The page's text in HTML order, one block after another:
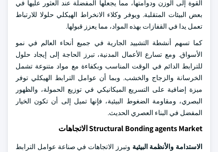
القوة إلى الوزن ودوامتها، مما يجعلها المفضلة عند العثور عليها في
بعض البيئات المتقلبة. ويوفر وكلاء الانخراط الهيكلي حلولا للارتباط
تعمل يدا في القفازات بهذه المواد، مما يعزز قبولها.
كما تسهم أنشطة التشييد الجارية في جميع أنحاء العالم في نمو
الأسواق. ومع تسارع الأعمال المدنية، تبرز الحاجة إلى إيجاد حلول
للترابط الدائم في الوقت المناسب وبكفاءة مع مواد متنوعة تشمل
الخرسانة والزجاج والخشب. وبما أن عوامل الترابط الهيكلي توفر
ميزة إضافية على التسريع الميكانيكي في توزيع الحمولة، والظهور
البصري، ومقاومة الضغوط البيئية، فإنها تميل إلى أن تكون الخيار
المفضل في البناء العصري الحديث.
Structural Bonding agents Market الاتجاهات
الاستدامة والأنظمة البيئية وتبرز الاتجاهات في صناعة عوامل الترابط